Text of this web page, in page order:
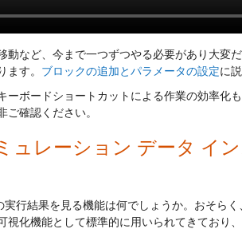
動など、今まで一つずつやる必要があり大変
ます。 ブロックの追加とパラメータの設定に
ーボードショートカットによる作業の効率化も
ご確認ください。
ュレーション データ イ
実行結果を見る機能は何でしょうか。おそら
視化機能として標準的に用いられてきており